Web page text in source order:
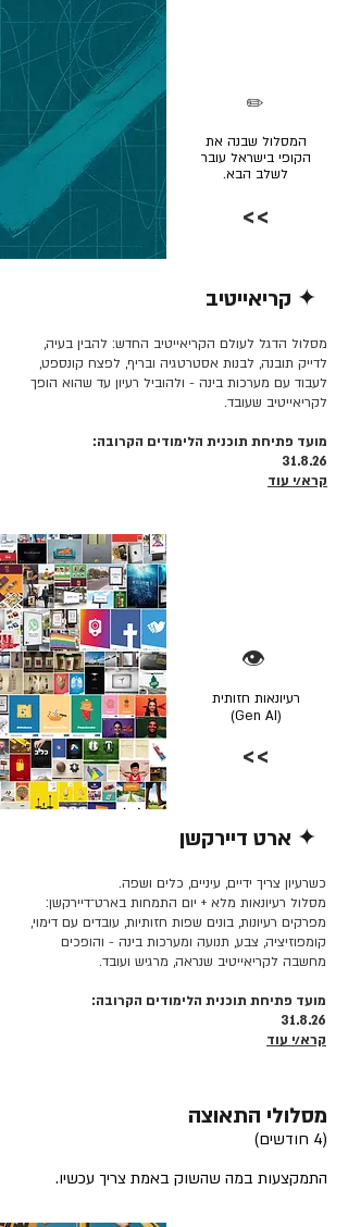
המסלול שבנה את
הקופי בישראל עובר
לשלב הבא.
✏️
>>
✦ קריאייטיב
מסלול הדגל לעולם הקריאייטיב החדש: להבין בעיה,
לדייק תובנה, לבנות אסטרטגיה ובריף, לפצח קונספט,
לעבוד עם מערכות בינה - ולהוביל רעיון עד שהוא הופך
לקריאייטיב שעובד.
מועד פתיחת תוכנית הלימודים הקרובה:
31.8.26
קרא/י עוד
👁️
רעיונאות חזותית
(Gen AI)
>>
✦ ארט דיירקשן
כשרעיון צריך ידיים, עיניים, כלים ושפה.
מסלול רעיונאות מלא + יום התמחות בארט־דיירקשן:
מפרקים רעיונות, בונים שפות חזותיות, עובדים עם דימוי,
קומפוזיציה, צבע, תנועה ומערכות בינה - והופכים
מחשבה לקריאייטיב שנראה, מרגיש ועובד.
מועד פתיחת תוכנית הלימודים הקרובה:
31.8.26
קרא/י עוד
מסלולי התאוצה
(4 חודשים)
התמקצעות במה שהשוק באמת צריך עכשיו.